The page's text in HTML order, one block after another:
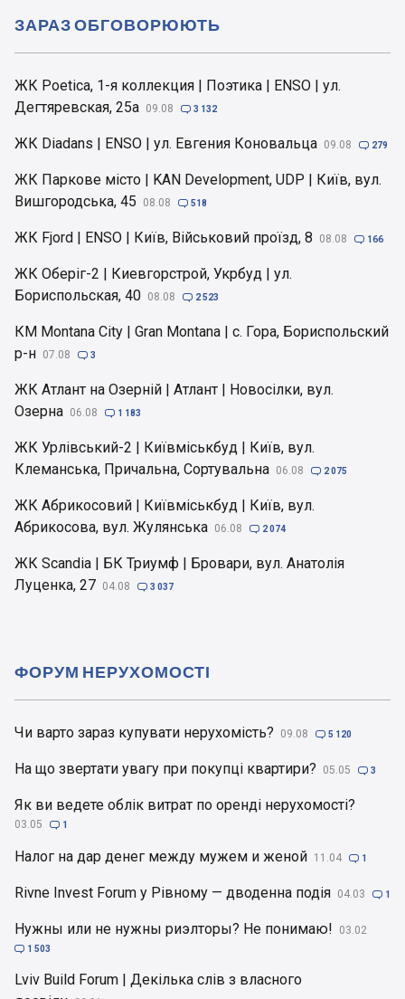
ЖК Poetica, 1-я коллекция | Поэтика | ENSO | ул.
Дегтяревская, 25а 09.08  3 132
ЖК Diadans | ENSO | ул. Евгения Коновальца 09.08  279
ЖК Паркове місто | KAN Development, UDP | Київ, вул.
Вишгородська, 45
08.08  518
ЖК Fjord | ENSO | Київ, Військовий проїзд, 8 08.08  166
ЖК Оберіг-2 | Киевгорстрой, Укрбуд | ул.
Бориспольская, 40 08.08  2 523
КМ Montana City | Gran Montana | с. Гора, Бориспольский
р-н 07.08  3
ЖК Атлант на Озерній | Атлант | Новосілки, вул.
Озерна 06.08  1 183
ЖК Урлівський-2 | Київміськбуд | Київ, вул.
Клеманська, Причальна, Сортувальна 06.08  2 075
ЖК Абрикосовий | Київміськбуд | Київ, вул.
Абрикосова, вул. Жулянська 06.08  2 074
ЖК Scandia | БК Триумф | Бровари, вул. Анатолія
Луценка, 27 04.08  3 037
ЗАРАЗ ОБГОВОРЮЮТЬ
Чи варто зараз купувати нерухомість? 09.08  5 120
На що звертати увагу при покупці квартири? 05.05  3
Як ви ведете облік витрат по оренді нерухомості?
03.05  1
Налог на дар денег между мужем и женой 11.04  1
Rivne Invest Forum у Рівному — дводенна подія 04.03  1
Нужны или не нужны риэлторы? Не понимаю! 03.02
 1 503
Lviv Build Forum | Декілька слів з власного
ФОРУМ НЕРУХОМОСТІ